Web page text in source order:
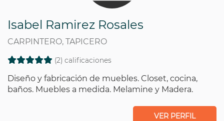
Isabel Ramirez Rosales
CARPINTERO, TAPICERO
(2) calificaciones
Diseño y fabricación de muebles. Closet, cocina,
baños. Muebles a medida. Melamine y Madera.
VER PERFIL